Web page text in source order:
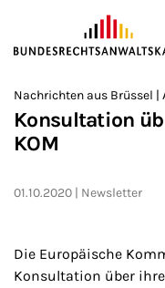
ZUM HAUPTINHALT
Sie befinden sich hier:
>
Startseite
>
Newsroom
Nachrichten aus Brüssel |
Konsultation
KOM
01.10.2020 Newsletter
Die Europäische
Konsultation über